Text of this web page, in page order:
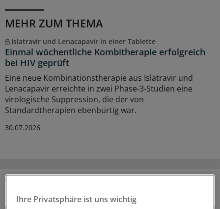
MEHR ZUM THEMA
Islatravir und Lenacapavir in einer Tablette
Einmal wöchentliche Kombitherapie erfolgreich
bei HIV geprüft
Eine neue Kombinationstherapie aus Islatravir und
Lenacapavir erreichte in zwei Phase-3-Studien eine
virologische Suppression, die der von
Standardtherapien ebenbürtig war.
30.07.2026
DAS KÖNNTE SIE AUCH INTERESSIEREN
Ihre Privatsphäre ist uns wichtig